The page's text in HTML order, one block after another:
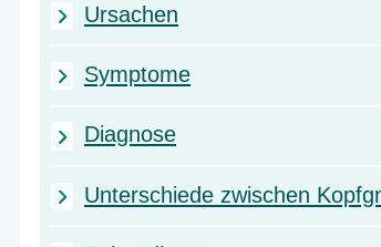
Ursachen
Symptome
Diagnose
Unterschiede zwischen